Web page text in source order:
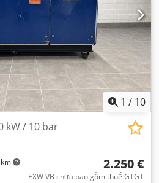
1 / 10
kW / 10 bar
2.250 €
EXW VB chưa bao gồm thuế GTGT